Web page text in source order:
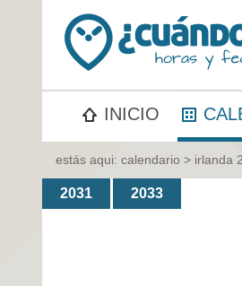
INICIO
estás aqui: calendario > irlanda
2031 2033